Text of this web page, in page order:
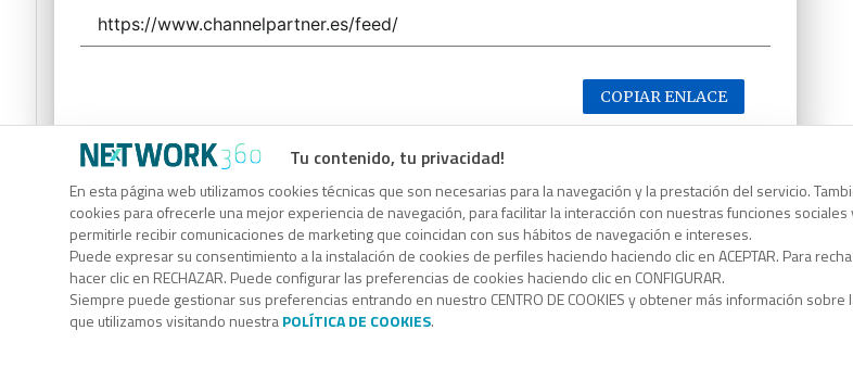
Tu contenido, tu privacidad!
En esta página web utilizamos cookies técnicas que son necesarias para la navegación y la prestación del servicio.
cookies para ofrecerle una mejor experiencia de navegación, para facilitar la interacción con nuestras funciones sociales
permitirle recibir comunicaciones de marketing que coincidan con sus hábitos de navegación e intereses.
Puede expresar su consentimiento a la instalación de cookies de perfiles haciendo haciendo clic en ACEPTAR. Para
hacer clic en RECHAZAR. Puede configurar las preferencias de cookies haciendo clic en CONFIGURAR.
Siempre puede gestionar sus preferencias entrando en nuestro CENTRO DE COOKIES y obtener más información sobre
que utilizamos visitando nuestraPOLÍTICA DE COOKIES.
COPIAR ENLACE
Código Rss
Para copiar el enlace RSS en el portapapeles, haga clic en el botón.